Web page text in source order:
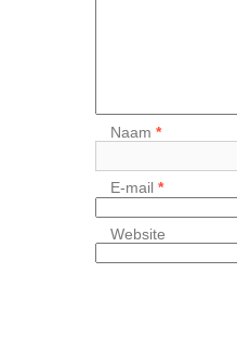
Naam*
E-mail*
Website